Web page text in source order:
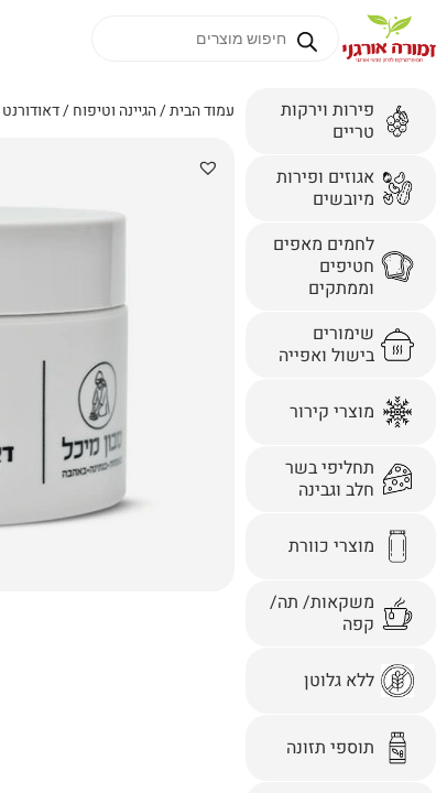
פירות וירקות
טריים
אגוזים ופירות
מיובשים
לחמים מאפים
חטיפים
וממתקים
שימורים
בישול ואפייה
מוצרי קירור
תחליפי בשר
חלב וגבינה
מוצרי כוורת
משקאות/ תה/
קפה
ללא גלוטן
תוספי תזונה
עמוד הבית/הגיינה וטיפוח/דאודורנט